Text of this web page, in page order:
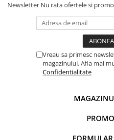
Newsletter Nu rata ofertele si
Vreau sa primesc
magazinului. Afla mai
Confidentialitate